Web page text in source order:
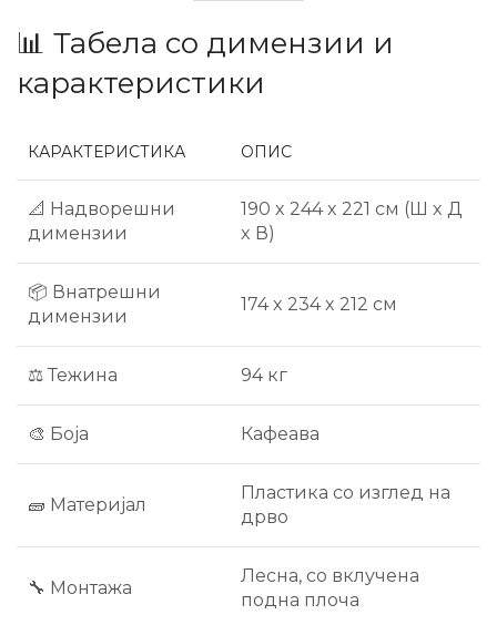
📊 Табела со димензии и
карактеристики
КАРАКТЕРИСТИКА ОПИС
📐 Надворешни
димензии
190 x 244 x 221 см (Ш x Д
x В)
📦 Внатрешни
димензии
174 x 234 x 212 см
⚖️ Тежина 94 кг
🎨 Боја Кафеава
🧱 Материјал
Пластика со изглед на
дрво
🔧 Монтажа
Лесна, со вклучена
подна плоча